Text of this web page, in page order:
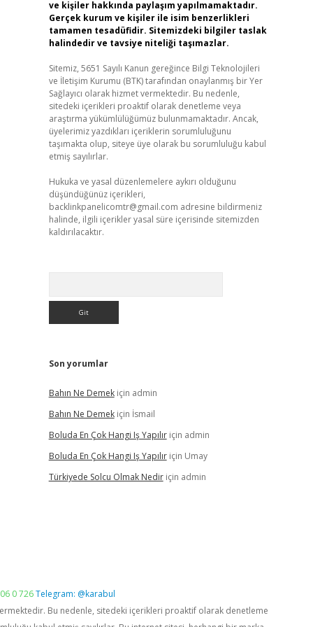
ve kişiler hakkında paylaşım yapılmamaktadır.
Gerçek kurum ve kişiler ile isim benzerlikleri
tamamen tesadüfidir. Sitemizdeki bilgiler taslak
halindedir ve tavsiye niteliği taşımazlar.
Sitemiz, 5651 Sayılı Kanun gereğince Bilgi Teknolojileri
ve İletişim Kurumu (BTK) tarafından onaylanmış bir Yer
Sağlayıcı olarak hizmet vermektedir. Bu nedenle,
sitedeki içerikleri proaktif olarak denetleme veya
araştırma yükümlülüğümüz bulunmamaktadır. Ancak,
üyelerimiz yazdıkları içeriklerin sorumluluğunu
taşımakta olup, siteye üye olarak bu sorumluluğu kabul
etmiş sayılırlar.
Hukuka ve yasal düzenlemelere aykırı olduğunu
düşündüğünüz içerikleri,
backlinkpanelicomtr@gmail.com adresine bildirmeniz
halinde, ilgili içerikler yasal süre içerisinde sitemizden
kaldırılacaktır.
Son yorumlar
Bahın Ne Demekiçin admin
Bahın Ne Demekiçin İsmail
Boluda En Çok Hangi Iş Yapılıriçin admin
Boluda En Çok Hangi Iş Yapılıriçin Umay
Türkiyede Solcu Olmak Nediriçin admin
0 726Telegram: @karabul
Bu nedenle, sitedeki içerikleri proaktif olarak denetleme